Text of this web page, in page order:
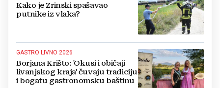
Kako je Zrinski spašavao
putnike iz vlaka?
GASTRO LIVNO 2026
Borjana Krišto: 'Okusi i običaji
livanjskog kraja' čuvaju tradiciju
i bogatu gastronomsku baštinu